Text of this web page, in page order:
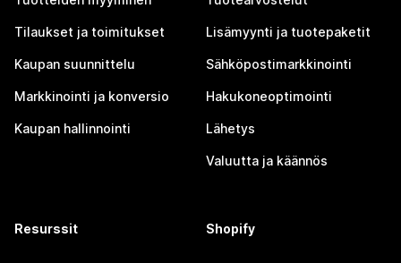
Tilaukset ja toimitukset
Kaupan suunnittelu
Markkinointi ja konversio
Kaupan hallinnointi
Lisämyynti ja tuotepaketit
Sähköpostimarkkinointi
Hakukoneoptimointi
Lähetys
Valuutta ja käännös
Resurssit Shopify